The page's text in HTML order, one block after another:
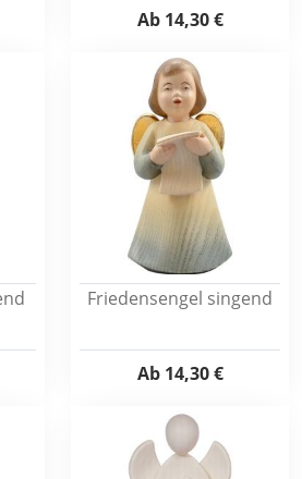
Ab14,30 €
Friedensengel singend
Ab14,30 €